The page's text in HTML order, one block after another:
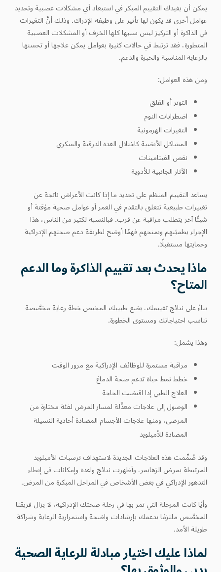
يمكن أن يفيدك التقييم المبكر في استبعاد أي مشكلات عصبية وتحديد
عوامل أخرى قد يكون لها تأثير على وظيفة الإدراك. وذلك أنَّ التغيرات
في الذاكرة أو التركيز ليس سببها كلها الخرف أو المشكلات العصبية
المتطورة، فقد ترتبط في حالات كثيرة بعوامل يمكن علاجها أو تحسنها
بالرعاية المناسبة والخبرة والدعم.
ومن هذه العوامل:
التوتر أو القلق
اضطرابات النوم
التغيرات الهرمونية
المشاكل الأيضية كاختلال الغدة الدرقية والسكري
نقص الفيتامينات
الآثار الجانبية للأدوية
يساعد التقييم المنظم على تحديد ما إذا كانت الأعراض ناتجة عن
تغييرات طبيعية تتعلق بالتقدم في العمر أو عوامل صحية مؤقتة أو
شيئًا آخر يتطلب مراقبة عن قرب. فبالنسبة لكثير من الناس، هذا
الإجراء يطمئِنهم ويمنحهم فهمًا أوضح لطريقة دعم صحتهم الإدراكية
وحمايتها مستقبلًا.
ماذا يحدث بعد تقييم الذاكرة وما الدعم
المتاح؟
بناءً على نتائج تقييمك، يضع طبيبك المختص خطة رعاية مخصَّصة
تناسب احتياجاتك ومستوى الخطورة.
وهذا يشمل:
مراقبة مستمرة للوظائف الإدراكية مع مرور الوقت
خطط نمط حياة تدعم صحة الدماغ
العلاج الطبي إذا اقتضت الحاجة
الوصول إلى علاجات معدِّلة لمسار المرض لفئة مختارة من
المرضى، ومنها علاجات الأجسام المضادة أحادية النسيلة
المضادة للأميلويد
وقد صُمِّمت هذه العلاجات الجديدة لاستهداف ترسبات الأميلويد
المرتبطة بمرض الزهايمر، وأظهرت نتائج واعدة وإمكانات في إبطاء
التدهور الإدراكي في بعض الأشخاص في المراحل المبكرة من المرض.
وأيًا كانت المرحلة التي تمر بها في رحلة صحتك الإدراكية، لا يزال فريقنا
المخصَّص ملتزمًا بدعمك بإرشادات واضحة واستمرارية الرعاية وشراكة
طويلة الأمد.
لماذا عليك اختيار مبادلة للرعاية الصحية